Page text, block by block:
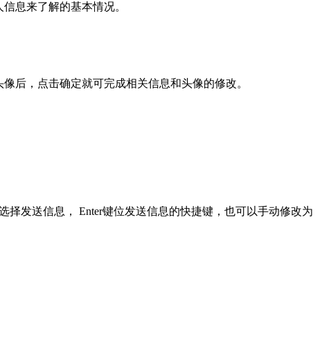
息来了解的基本情况。
，点击确定就可完成相关信息和头像的修改。
发送信息， Enter键位发送信息的快捷键，也可以手动修改为